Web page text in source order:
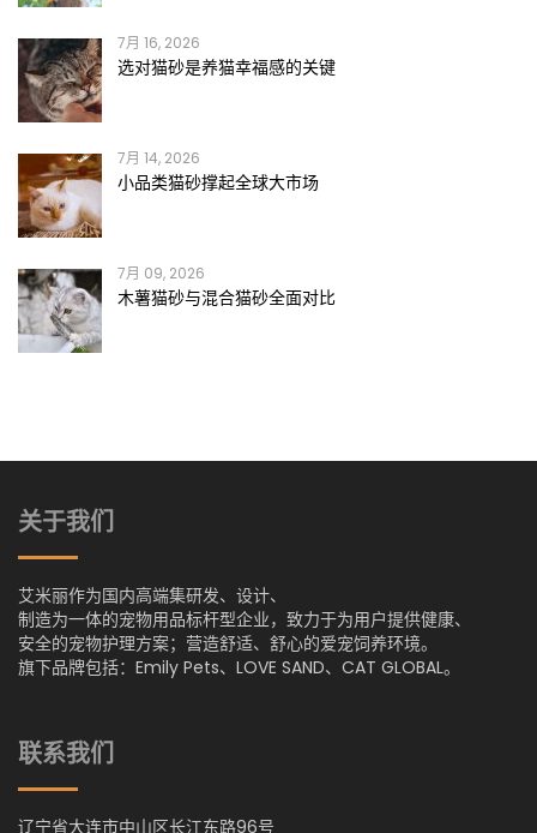
7月 16, 2026
选对猫砂是养猫幸福感的关键
7月 14, 2026
小品类猫砂撑起全球大市场
7月 09, 2026
木薯猫砂与混合猫砂全面对比
关于我们
艾米丽作为国内高端集研发、设计、
制造为一体的宠物用品标杆型企业，致力于为用户提供健康、
安全的宠物护理方案；营造舒适、舒心的爱宠饲养环境。
旗下品牌包括：Emily Pets、LOVE SAND、CAT GLOBAL。
联系我们
辽宁省大连市中山区长江东路96号